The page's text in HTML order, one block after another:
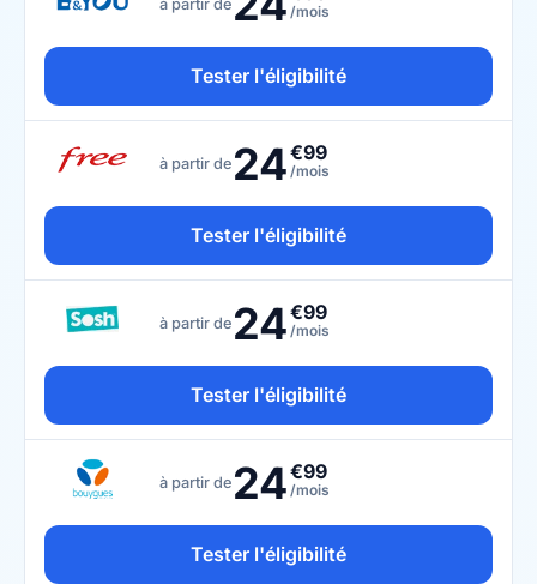
à partir de /mois
Tester l'éligibilité
à partir de 24€99
/mois
Tester l'éligibilité
à partir de 24€99
/mois
Tester l'éligibilité
à partir de 24€99
/mois
Tester l'éligibilité